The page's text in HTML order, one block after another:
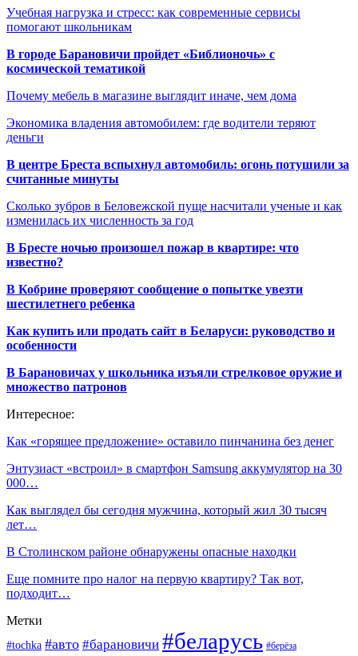
Учебная нагрузка и стресс: как современные сервисы
помогают школьникам
В городе Барановичи пройдет «Библионочь» с
космической тематикой
Почему мебель в магазине выглядит иначе, чем дома
Экономика владения автомобилем: где водители теряют
деньги
В центре Бреста вспыхнул автомобиль: огонь потушили за
считанные минуты
Сколько зубров в Беловежской пуще насчитали ученые и как
изменилась их численность за год
В Бресте ночью произошел пожар в квартире: что
известно?
В Кобрине проверяют сообщение о попытке увезти
шестилетнего ребенка
Как купить или продать сайт в Беларуси: руководство и
особенности
В Барановичах у школьника изъяли стрелковое оружие и
множество патронов
Интересное:
Как «горящее предложение» оставило пинчанина без денег
Энтузиаст «встроил» в смартфон Samsung аккумулятор на 30
000…
Как выглядел бы сегодня мужчина, который жил 30 тысяч
лет…
В Столинском районе обнаружены опасные находки
Еще помните про налог на первую квартиру? Так вот,
подходит…
Метки
#tochka #авто #барановичи #беларусь #берёза